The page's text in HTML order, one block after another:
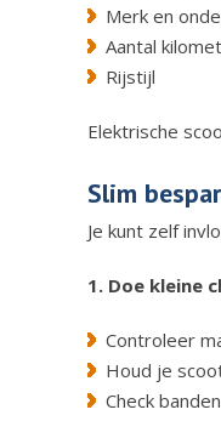
Merk en
Aantal
Rijstijl
Elektrische
Slim
Je kunt zelf
1. Doe kleine
Controleer
Houd je
Check